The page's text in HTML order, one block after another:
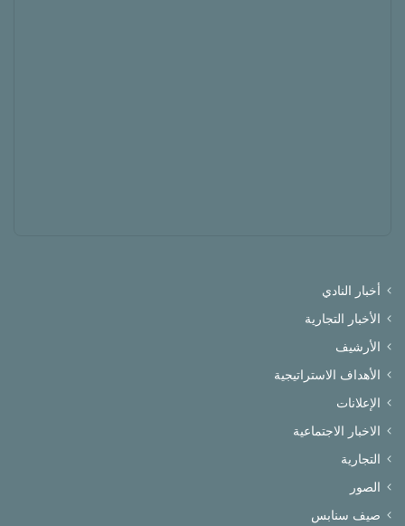
أخبار النادي
الأخبار التجارية
الأرشيف
الأهداف الاستراتيجية
الإعلانات
الاخبار الاجتماعية
التجارية
الصور
صيف سنابس